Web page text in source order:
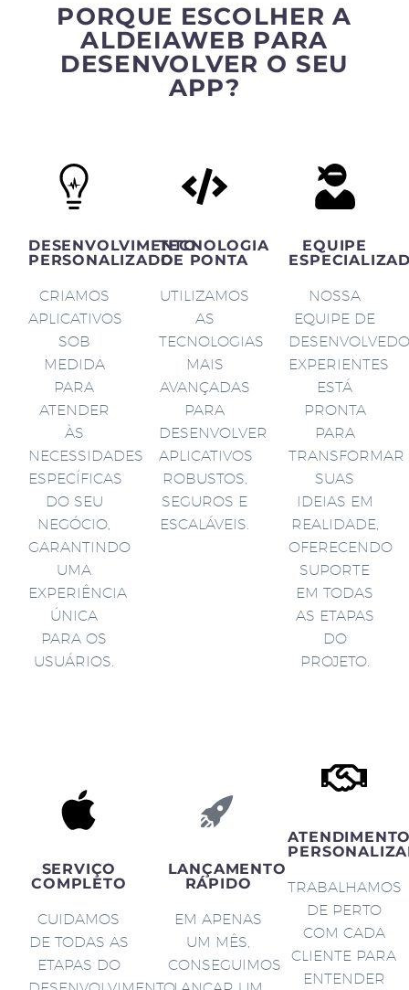
PORQUE ESCOLHER A
ALDEIAWEB PARA
DESENVOLVER O SEU
APP?
DESENVOLVIMENTO
PERSONALIZADO
CRIAMOS
APLICATIVOS
SOB
MEDIDA
PARA
ATENDER
ÀS
NECESSIDADES
ESPECÍFICAS
DO SEU
NEGÓCIO,
GARANTINDO
UMA
EXPERIÊNCIA
ÚNICA
PARA OS
USUÁRIOS.
TECNOLOGIA
DE PONTA
UTILIZAMOS
AS
TECNOLOGIAS
MAIS
AVANÇADAS
PARA
DESENVOLVER
APLICATIVOS
ROBUSTOS,
SEGUROS E
ESCALÁVEIS.
EQUIPE
NOSSA
EQUIPE DE
EXPERIENTES
ESTÁ
PRONTA
PARA
TRANSFORMAR
SUAS
IDEIAS EM
REALIDADE,
OFERECENDO
SUPORTE
EM TODAS
AS ETAPAS
DO
PROJETO.
SERVIÇO
COMPLETO
CUIDAMOS
DE TODAS AS
ETAPAS DO
LANÇAMENTO
RÁPIDO
EM APENAS
UM MÊS,
CONSEGUIMOS
TRABALHAMOS
DE PERTO
COM CADA
CLIENTE PARA
ENTENDER